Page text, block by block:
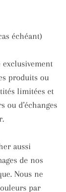
échéant)
produits ou
limitées et
ou d’échanges
aussi
de nos
Nous ne
par